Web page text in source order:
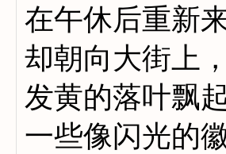
在午休后重新
却朝向大街上
发黄的落叶飘
一些像闪光的